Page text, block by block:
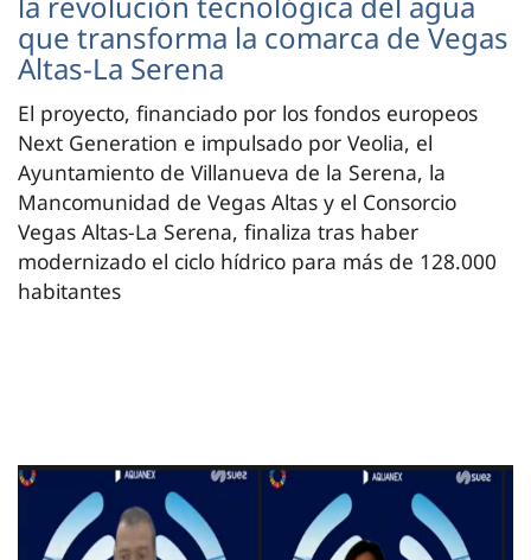
que transforma la comarca de Vegas
Altas-La Serena
El proyecto, financiado por los fondos europeos
Next Generation e impulsado por Veolia, el
Ayuntamiento de Villanueva de la Serena, la
Mancomunidad de Vegas Altas y el Consorcio
Vegas Altas-La Serena, finaliza tras haber
modernizado el ciclo hídrico para más de 128.000
habitantes